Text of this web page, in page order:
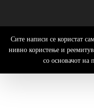
Сите написи се користат
нивно користење и
со основачот